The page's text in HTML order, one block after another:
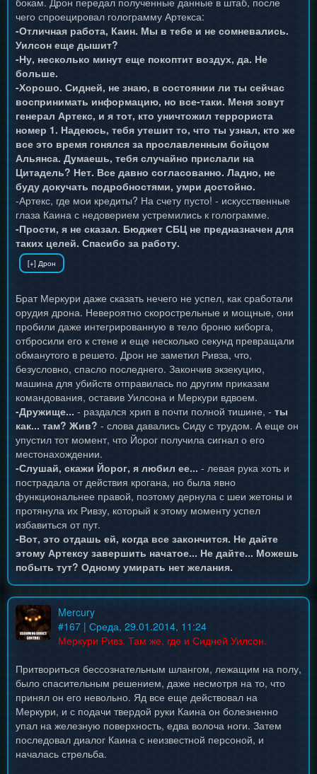
чего спроецировал голограмму Артекса:
-Отличная работа, Каин. Мы в тебе и не сомневались.
Уилсон еще дышит?
-Ну, несколько минут еще покоптит воздух, да. Не
больше.
-Хорошо. Сидней, не знаю, в состоянии ли ты сейчас
воспринимать информацию, но все-таки. Меня зовут
генерал Артекс, и я тот, кто уничтожил террориста
номер 1. Надеюсь, тебя утешит то, что ты узнал, кто же
все это время гонялся за прославленным бойцом
Альянса. Думаешь, тебя случайно прислали на
Цитадель? Нет. Все давно согласованно. Ладно, не
буду докучать подробностями, умри достойно.
-Артекс, где мои кредиты? На счету пусто! - искусственные
глаза Каина с недоверием устремились к голограмме.
-Прости, я не сказал. Бюджет СБЦ не предназначен для
таких целей. Спасибо за работу.
Брат Меркури даже сказать нечего не успел, как сработали
орудия дрона. Невероятно скорострельные и мощные, они
пробили даже интегрированную в тело броню киборга,
отбросили его к стене и еще несколько секунд превращали
обманутого в решето. Дрон не заметил Ривза, что,
безусловно, спасло последнего. Закончив экзекуцию,
машина для убийств отправилась по другим приказам
командования, оставив Уилсона и Меркури вдвоем.
-Дружище... - раздался хрип в почти полной тишине, - ты
как... там? Жив? - слова давались Сиду с трудом. А еще он
упустил тот момент, что Йорог получила сигнал о его
местонахождении.
-Слушай, скажи Йорог, я любил ее... - левая рука хоть и
пострадала от действия крогана, но была явно
функциональнее правой, поэтому дернула с шеи жетоны и
протянула их Ривзу, который к этому моменту успел
избавиться от пут.
-Вот, это отдашь ей, когда все закончится. Не дайте
этому Артексу завершить начатое... Не дайте... Можешь
побыть тут? Одному умирать нет желания.
Mercury
#167 | Среда, 29.01.2014, 11:24
Меркури Ривз. Там же, где и Сидней Уилсон.
Притвориться бессознательным шлангом, лежащим на полу,
было спасительным решением, даже несмотря на то, что
принял он его невольно. Яд все еще действовал на
Меркури, и с подачи твердой руки Каина он болезненно
упал на железную поверхность, едва волоча ноги. Затем
последовал диалог Каина с неизвестной персоной, и
началась стрельба.